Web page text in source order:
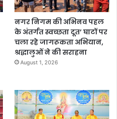
नगर निगम की अभिनव पहल
के अंतर्गत स्वच्छता दूत’ घाटों पर
चला रहे जागरूकता अभियान,
श्रद्धालुओं ने की सराहना
August 1, 2026